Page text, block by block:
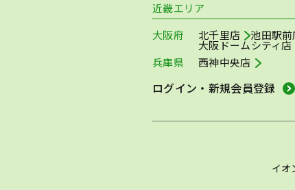
近畿エリア
大阪府
北千里店 池田駅前
大阪ドームシティ店
兵庫県
西神中央店
ログイン・新規会員登録
イオ